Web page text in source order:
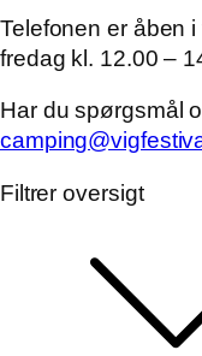
Telefonen er åben
fredag kl. 12.00 –
Har du spørgsmål
Filtrer oversigt